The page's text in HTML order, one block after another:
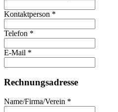
Kontaktperson *
Telefon *
E-Mail *
Rechnungsadresse
Name/Firma/Verein *